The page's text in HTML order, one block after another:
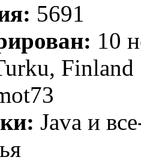
5691
10
Finland
Java и